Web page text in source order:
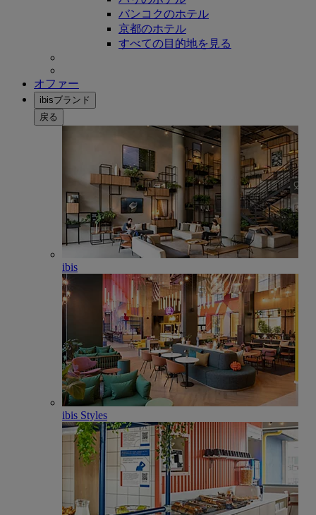
バンコクのホテル
京都のホテル
すべての目的地を見る
オファー
ibisブランド
戻る
ibis
ibis Styles